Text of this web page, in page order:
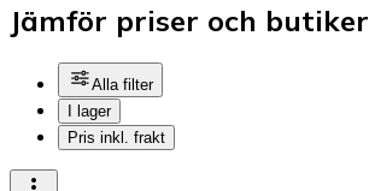
Jämför priser och butiker
Alla filter
I lager
Pris inkl. frakt